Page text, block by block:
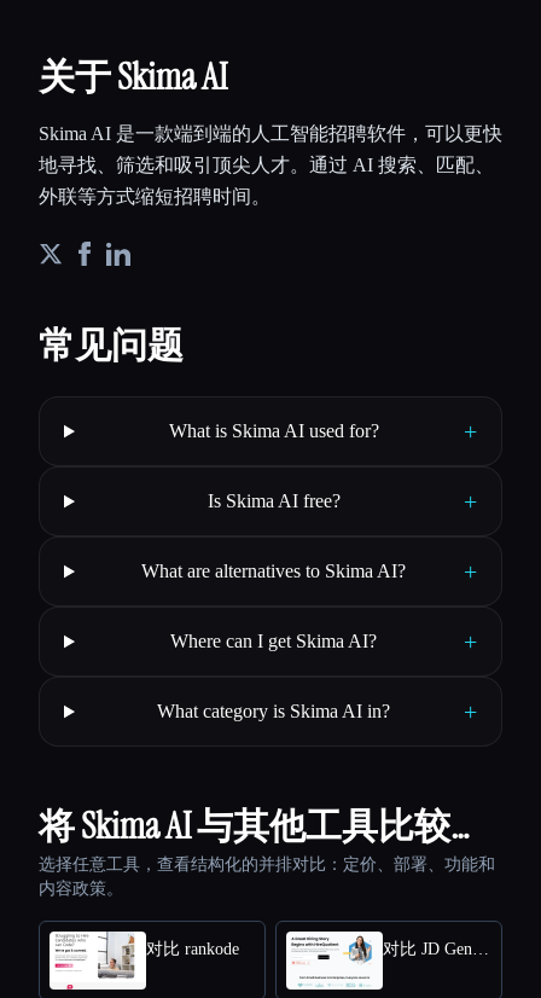
关于 Skima AI
Skima AI 是一款端到端的人工智能招聘软件，可以更快
地寻找、筛选和吸引顶尖人才。通过 AI 搜索、匹配、
外联等方式缩短招聘时间。
常见问题
What is Skima AI used for? +
Is Skima AI free? +
What are alternatives to Skima AI? +
Where can I get Skima AI? +
What category is Skima AI in? +
将 Skima AI 与其他工具比较…
选择任意工具，查看结构化的并排对比：定价、部署、功能和
内容政策。
对比 rankode 对比 JD Generator